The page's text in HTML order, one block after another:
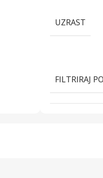
UZRAST
FILTRIRAJ